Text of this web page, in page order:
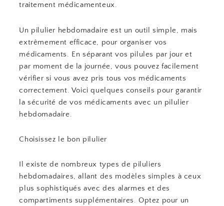
traitement médicamenteux.
Un pilulier hebdomadaire est un outil simple, mais
extrêmement efficace, pour organiser vos
médicaments. En séparant vos pilules par jour et
par moment de la journée, vous pouvez facilement
vérifier si vous avez pris tous vos médicaments
correctement. Voici quelques conseils pour garantir
la sécurité de vos médicaments avec un pilulier
hebdomadaire.
Choisissez le bon pilulier
Il existe de nombreux types de piluliers
hebdomadaires, allant des modèles simples à ceux
plus sophistiqués avec des alarmes et des
compartiments supplémentaires. Optez pour un